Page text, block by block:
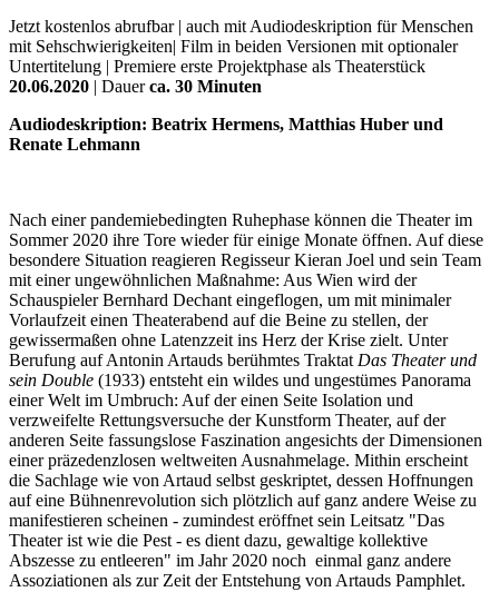
Jetzt kostenlos abrufbar | auch mit Audiodeskription für Menschen
mit Sehschwierigkeiten| Film in beiden Versionen mit optionaler
Untertitelung | Premiere erste Projektphase als Theaterstück
20.06.2020 | Dauerca. 30 Minuten
Audiodeskription: Beatrix Hermens, Matthias Huber und
Renate Lehmann
Nach einer pandemiebedingten Ruhephase können die Theater im
Sommer 2020 ihre Tore wieder für einige Monate öffnen. Auf diese
besondere Situation reagieren Regisseur Kieran Joel und sein Team
mit einer ungewöhnlichen Maßnahme: Aus Wien wird der
Schauspieler Bernhard Dechant eingeflogen, um mit minimaler
Vorlaufzeit einen Theaterabend auf die Beine zu stellen, der
gewissermaßen ohne Latenzzeit ins Herz der Krise zielt. Unter
Berufung auf Antonin Artauds berühmtes Traktat Das Theater und
sein Double (1933) entsteht ein wildes und ungestümes Panorama
einer Welt im Umbruch: Auf der einen Seite Isolation und
verzweifelte Rettungsversuche der Kunstform Theater, auf der
anderen Seite fassungslose Faszination angesichts der Dimensionen
einer präzedenzlosen weltweiten Ausnahmelage. Mithin erscheint
die Sachlage wie von Artaud selbst geskriptet, dessen Hoffnungen
auf eine Bühnenrevolution sich plötzlich auf ganz andere Weise zu
manifestieren scheinen - zumindest eröffnet sein Leitsatz "Das
Theater ist wie die Pest - es dient dazu, gewaltige kollektive
Abszesse zu entleeren" im Jahr 2020 noch einmal ganz andere
Assoziationen als zur Zeit der Entstehung von Artauds Pamphlet.